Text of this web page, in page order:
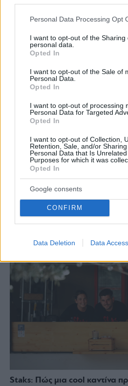
Please note that this website/app
not limited to your visit or usage
grant or deny consent to Google
use your data for below specified
consent section.
Personal Data Processing Opt
I want to opt-out of the Sharing
personal data.
Opted In
I want to opt-out of the Sale of
Personal Data.
Opted In
I want to opt-out of processing
Personal Data for Targeted
Opted In
I want to opt-out of Collection,
Retention, Sale, and/or
Personal Data that Is
Purposes for which it was
Opted In
Google consents
CONFIRM
Data Deletion Data Access
ΔΙΑΒΑΣΤΕ ΑΚΟΜΑ
Staks: Πώς μια cool καντίνα